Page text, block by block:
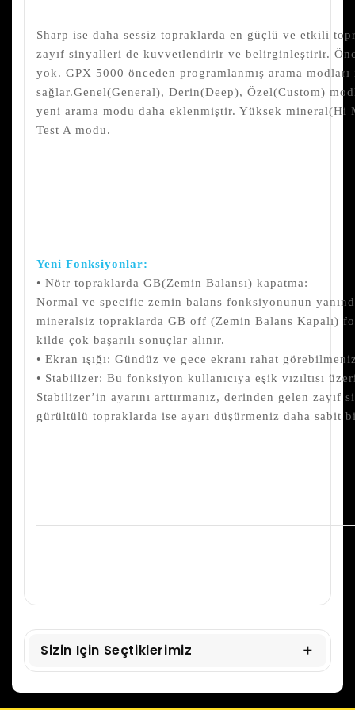
Sharp ise daha sessiz topraklarda en güçlü ve etkili
zayıf sinyalleri de kuvvetlendirir ve belirginleştirir.
yok. GPX 5000 önceden programlanmış arama
sağlar.Genel(General), Derin(Deep), Özel(Custom)
yeni arama modu daha eklenmiştir. Yüksek
Test A modu.
Yeni Fonksiyonlar:
• Nötr topraklarda GB(Zemin Balansı) kapatma:
Normal ve specific zemin balans fonksiyonunun
mineralsiz topraklarda GB off (Zemin Balans Kapalı)
kilde çok başarılı sonuçlar alınır.
• Ekran ışığı: Gündüz ve gece ekranı rahat
• Stabilizer: Bu fonksiyon kullanıcıya eşik vızıltısı
Stabilizer’in ayarını arttırmanız, derinden gelen
gürültülü topraklarda ise ayarı düşürmeniz daha sabit
Sizin Için Seçtiklerimiz